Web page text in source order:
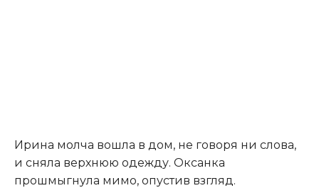
Ирина молча вошла в дом, не говоря ни слова,
и сняла верхнюю одежду. Оксанка
прошмыгнула мимо, опустив взгляд.